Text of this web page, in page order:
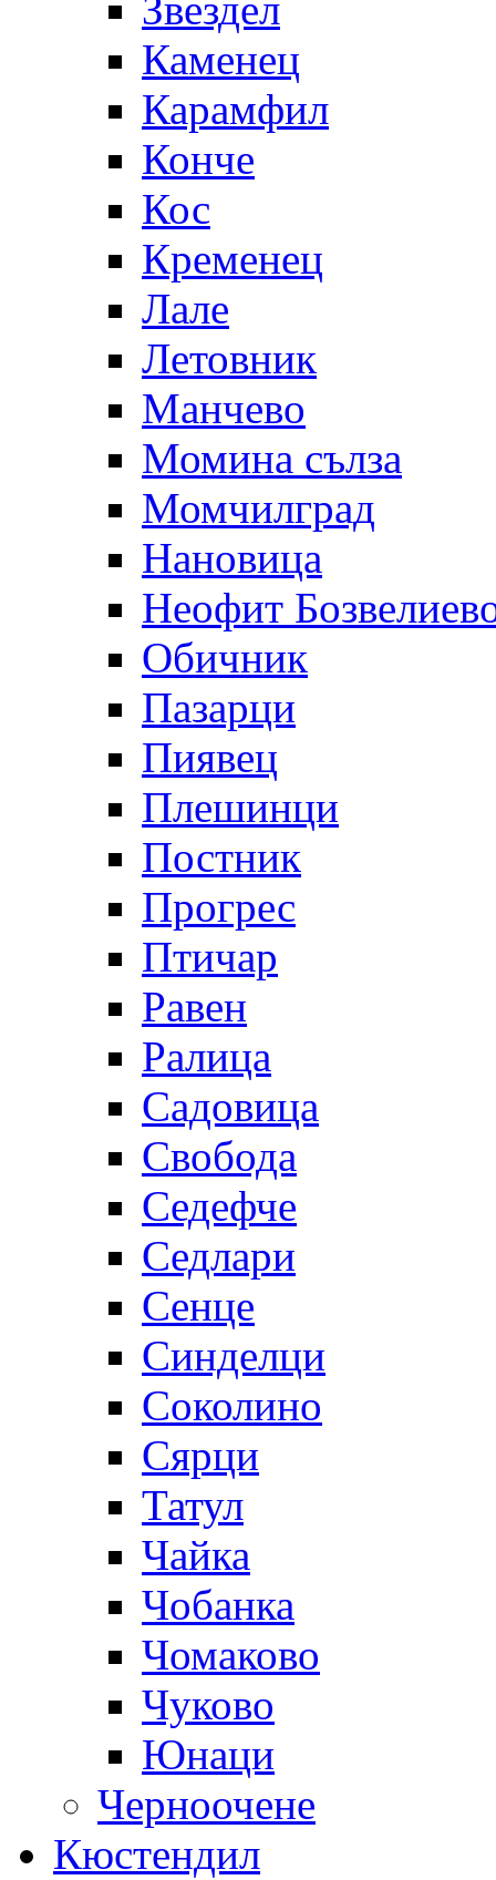
Каменец
Карамфил
Конче
Кос
Кременец
Лале
Летовник
Манчево
Момина сълза
Момчилград
Нановица
Неофит
Обичник
Пазарци
Пиявец
Плешинци
Постник
Прогрес
Птичар
Равен
Ралица
Садовица
Свобода
Седефче
Седлари
Сенце
Синделци
Соколино
Сярци
Татул
Чайка
Чобанка
Чомаково
Чуково
Юнаци
Черноочене
Кюстендил